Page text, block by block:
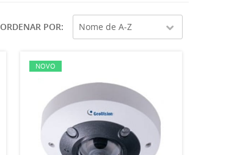
ORDENAR POR Nome de A-Z
NOVO